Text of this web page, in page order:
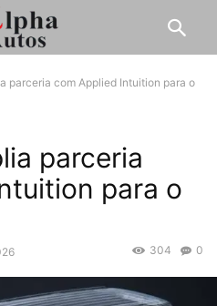
parceria com Applied Intuition para o
parceria
para o
0
304